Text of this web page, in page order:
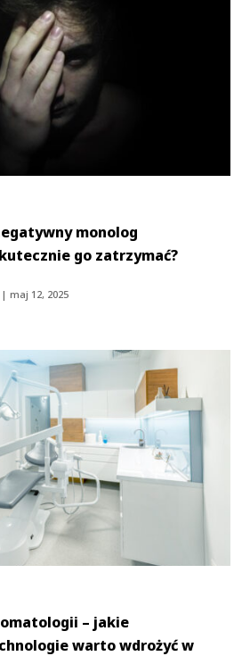
monolog
go zatrzymać?
|maj 12, 2025
– jakie
warto wdrożyć w